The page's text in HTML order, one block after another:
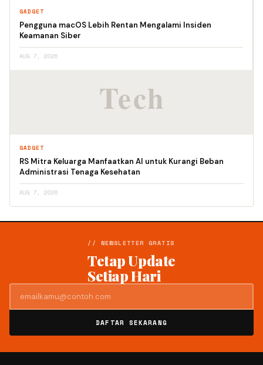
GADGET
Pengguna macOS Lebih Rentan Mengalami Insiden
Keamanan Siber
AUG 7, 2026
GADGET
RS Mitra Keluarga Manfaatkan AI untuk Kurangi Beban
Administrasi Tenaga Kesehatan
AUG 7, 2026
// NEWSLETTER GRATIS
Tetap Update
Setiap Hari
DAFTAR SEKARANG